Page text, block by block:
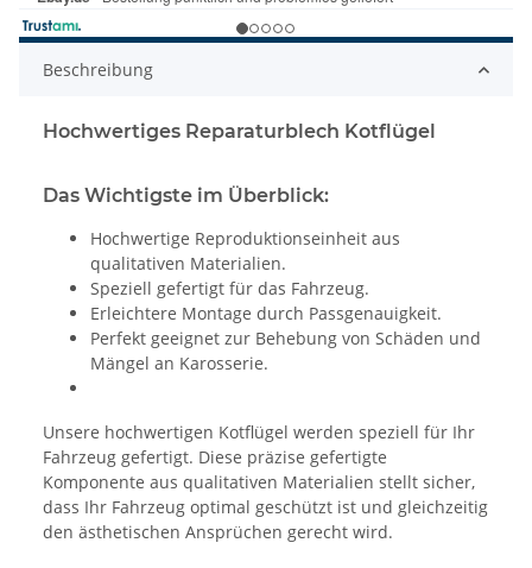
Beschreibung
Hochwertiges Reparaturblech Kotflügel
Das Wichtigste im Überblick:
Hochwertige Reproduktionseinheit aus
qualitativen Materialien.
Speziell gefertigt für das Fahrzeug.
Erleichtere Montage durch Passgenauigkeit.
Perfekt geeignet zur Behebung von Schäden und
Mängel an Karosserie.
Unsere hochwertigen Kotflügel werden speziell für Ihr
Fahrzeug gefertigt. Diese präzise gefertigte
Komponente aus qualitativen Materialien stellt sicher,
dass Ihr Fahrzeug optimal geschützt ist und gleichzeitig
den ästhetischen Ansprüchen gerecht wird.